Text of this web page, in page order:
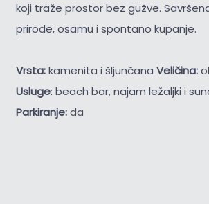
koji traže prostor bez gužve.
prirode, osamu i spontano kupanje.
Vrsta:kamenita i šljunčana Veličina:
Usluge: beach bar, najam ležaljki i
Parkiranje:da